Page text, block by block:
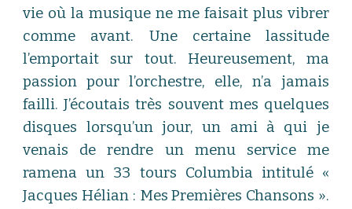
vie où la musique ne me faisait plus vibrer
comme avant. Une certaine lassitude
l’emportait sur tout. Heureusement, ma
passion pour l’orchestre, elle, n’a jamais
failli. J’écoutais très souvent mes quelques
disques lorsqu’un jour, un ami à qui je
venais de rendre un menu service me
ramena un 33 tours Columbia intitulé «
Jacques Hélian : Mes Premières Chansons ».